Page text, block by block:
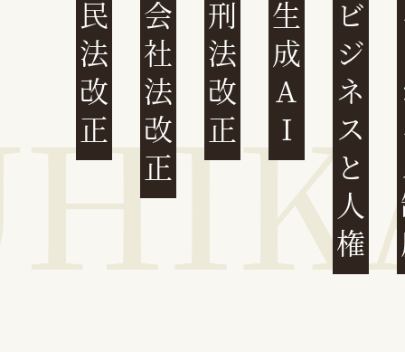
民法改正 会社法改正 刑法改正 生成AI ビジネスと人権